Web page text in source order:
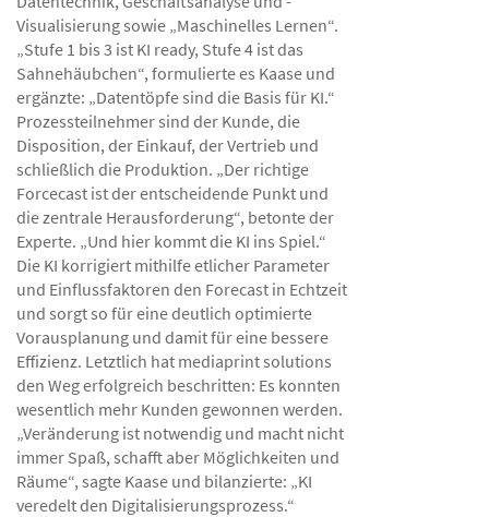
Visualisierung sowie „Maschinelles Lernen“.
„Stufe 1 bis 3 ist KI ready, Stufe 4 ist das
Sahnehäubchen“, formulierte es Kaase und
ergänzte: „Datentöpfe sind die Basis für KI.“
Prozessteilnehmer sind der Kunde, die
Disposition, der Einkauf, der Vertrieb und
schließlich die Produktion. „Der richtige
Forcecast ist der entscheidende Punkt und
die zentrale Herausforderung“, betonte der
Experte. „Und hier kommt die KI ins Spiel.“
Die KI korrigiert mithilfe etlicher Parameter
und Einflussfaktoren den Forecast in Echtzeit
und sorgt so für eine deutlich optimierte
Vorausplanung und damit für eine bessere
Effizienz. Letztlich hat mediaprint solutions
den Weg erfolgreich beschritten: Es konnten
wesentlich mehr Kunden gewonnen werden.
„Veränderung ist notwendig und macht nicht
immer Spaß, schafft aber Möglichkeiten und
Räume“, sagte Kaase und bilanzierte: „KI
veredelt den Digitalisierungsprozess.“